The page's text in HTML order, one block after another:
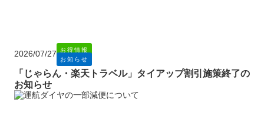
2026/07/27
お得情報
お知らせ
「じゃらん・楽天トラベル」タイアップ割引施策終了の
お知らせ